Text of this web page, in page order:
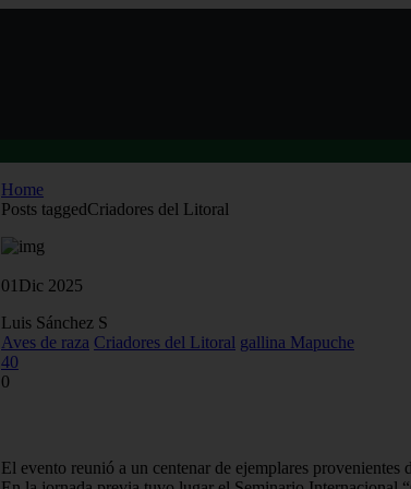
Home
Posts taggedCriadores del Litoral
01 Dic 2025
Luis Sánchez S
Aves de raza Criadores del Litoral gallina Mapuche
40
0
El evento reunió a un centenar de ejemplares provenientes